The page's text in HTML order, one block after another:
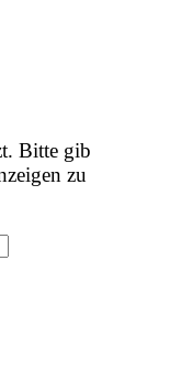
Bitte gib
zu